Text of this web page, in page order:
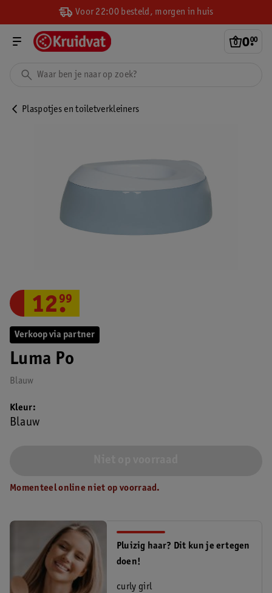
Voor 22:00 besteld, morgen in huis
0.
00
Plaspotjes en toiletverkleiners
Verkoop via partner
Luma Po
Blauw
12.
99
Kleur
Blauw
Momenteel online niet op voorraad.
Pluizig haar? Dit kun je ertegen
doen!
curly girl